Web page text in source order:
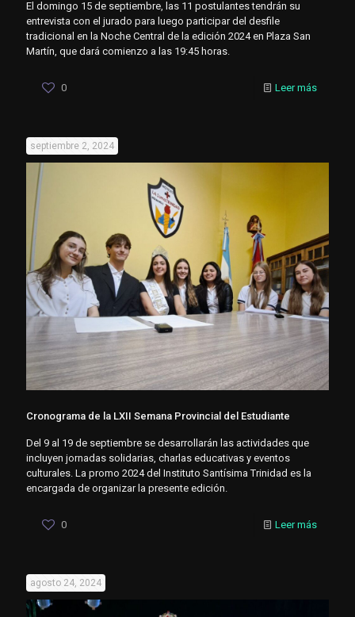
El domingo 15 de septiembre, las 11 postulantes tendrán su
entrevista con el jurado para luego participar del desfile
tradicional en la Noche Central de la edición 2024 en Plaza San
Martín, que dará comienzo a las 19:45 horas.
0 Leer más
septiembre 2, 2024
Cronograma de la LXII Semana Provincial del Estudiante
Del 9 al 19 de septiembre se desarrollarán las actividades que
incluyen jornadas solidarias, charlas educativas y eventos
culturales. La promo 2024 del Instituto Santísima Trinidad es la
encargada de organizar la presente edición.
0 Leer más
agosto 24, 2024